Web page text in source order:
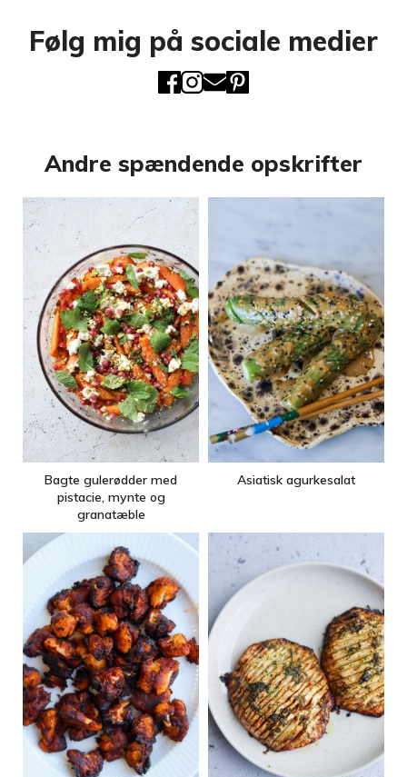
Følg mig på sociale medier
Andre spændende opskrifter
Bagte gulerødder med
pistacie, mynte og
granatæble
Asiatisk agurkesalat